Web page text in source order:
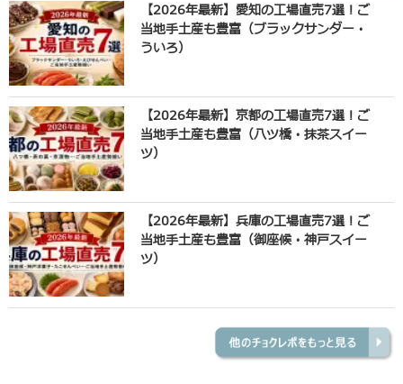
【2026年最新】愛知の工場直売7選！ご
当地手土産も豊富（ブラックサンダー・
ういろ）
【2026年最新】京都の工場直売7選！ご
当地手土産も豊富（八ツ橋・抹茶スイー
ツ）
【2026年最新】兵庫の工場直売7選！ご
当地手土産も豊富（御座候・神戸スイー
ツ）